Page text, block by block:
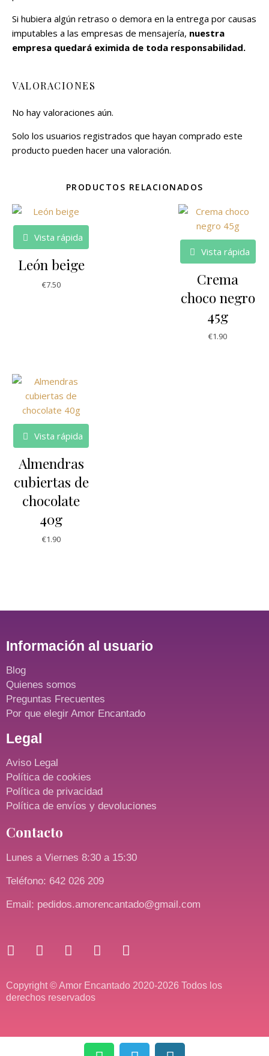
Si hubiera algún retraso o demora en la entrega por causas
imputables a las empresas de mensajería, nuestra
empresa quedará eximida de toda responsabilidad.
VALORACIONES
No hay valoraciones aún.
Solo los usuarios registrados que hayan comprado este
producto pueden hacer una valoración.
PRODUCTOS RELACIONADOS
Vista rápida
León beige
€7.50
Vista rápida
Crema
choco negro
45g
€1.90
Vista rápida
Almendras
cubiertas de
chocolate
40g
€1.90
Información al usuario
Blog
Quienes somos
Preguntas Frecuentes
Por que elegir Amor Encantado
Legal
Aviso Legal
Política de cookies
Política de privacidad
Política de envíos y devoluciones
Contacto
Lunes a Viernes 8:30 a 15:30
Teléfono: 642 026 209
Email: pedidos.amorencantado@gmail.com
Copyright © Amor Encantado 2020-2026 Todos los
derechos reservados